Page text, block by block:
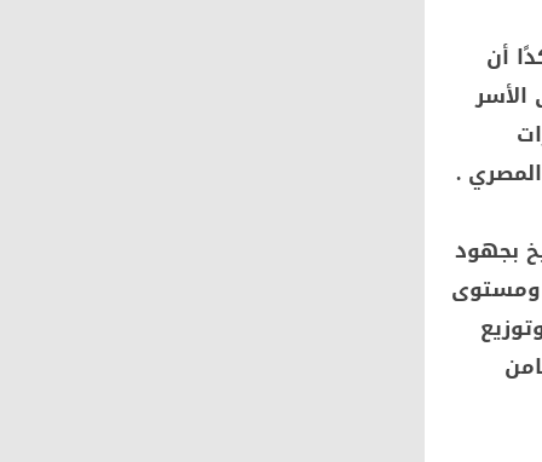
أن
الأسر
.
بجهود
ومستوى